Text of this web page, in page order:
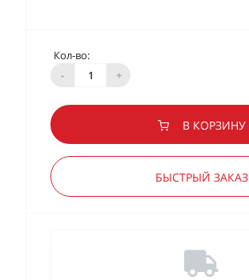
Кол-во:
-
+
В КОРЗИНУ
БЫСТРЫЙ ЗАКАЗ